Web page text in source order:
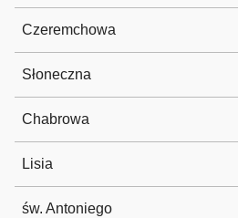
Czeremchowa
Słoneczna
Chabrowa
Lisia
św. Antoniego